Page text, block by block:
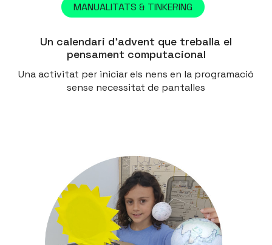
MANUALITATS & TINKERING
Un calendari d’advent que treballa el
pensament computacional
Una activitat per iniciar els nens en la programació
sense necessitat de pantalles